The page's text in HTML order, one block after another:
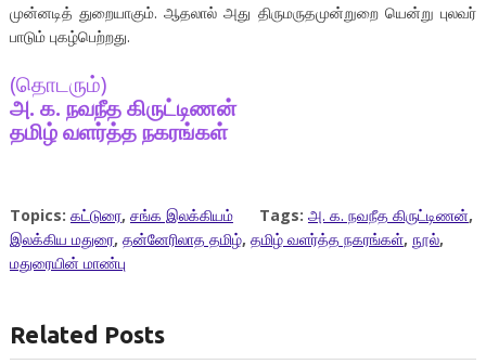
முன்னடித் துறையாகும். ஆதலால் அது திருமருதமுன்றுறை யென்று புலவர்
பாடும் புகழ்பெற்றது.
(தொடரும்)
அ. க. நவநீத கிருட்டிணன்
தமிழ் வளர்த்த நகரங்கள்
Topics: கட்டுரை, சங்க இலக்கியம் Tags: அ. க. நவநீத கிருட்டிணன்,
இலக்கிய மதுரை, தன்னேரிலாத தமிழ், தமிழ் வளர்த்த நகரங்கள், நூல்,
மதுரையின் மாண்பு
Related Posts